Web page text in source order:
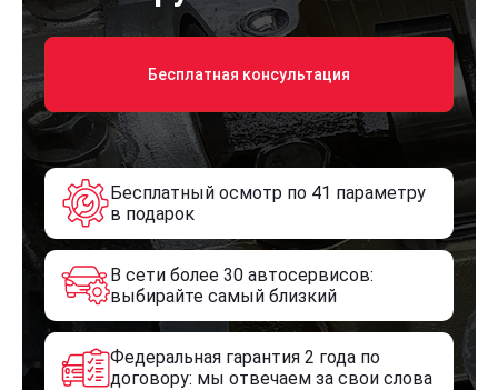
Бесплатная консультация
Бесплатный осмотр по 41 параметру
в подарок
В сети более 30 автосервисов:
выбирайте самый близкий
Федеральная гарантия 2 года по
договору: мы отвечаем за свои слова